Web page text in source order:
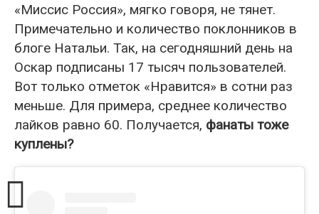
«Миссис Россия», мягко говоря, не тянет.
Примечательно и количество поклонников в
блоге Натальи. Так, на сегодняшний день на
Оскар подписаны 17 тысяч пользователей.
Вот только отметок «Нравится» в сотни раз
меньше. Для примера, среднее количество
лайков равно 60. Получается, фанаты тоже
куплены?